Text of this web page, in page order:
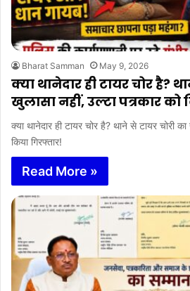
Bharat Samman May 9, 2026
क्या थानेदार ही टायर चोर है?
खुलासा नहीं, उल्टा पत्रकार को
क्या थानेदार ही टायर चोर है? थाने से टायर चोरी
किया गिरफ्तार!
Read More »